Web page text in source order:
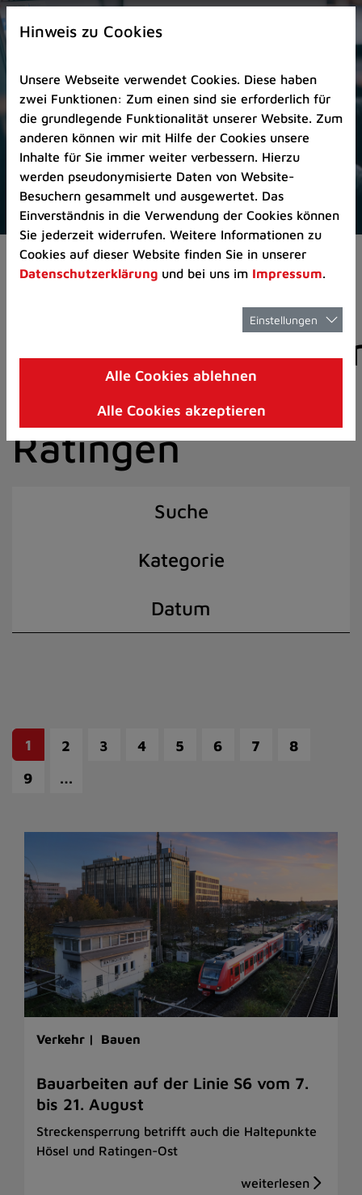
Zur
Startseite
Zum
Seitenanfang
springen
(Schnelltaste
A)
Zur
Navigation/Menü
springen
(Schnelltaste
M)
Zur
8)
I)
Aktuelles Pressemitteilungen
der Stadt
Ratingen
Suche
Kategorie
Datum
1 2 3 4 5 6 7
8
9
…
Verkehr | Bauen
Bauarbeiten auf der Linie S6 vom 7.
bis 21. August
Streckensperrung betrifft auch die Haltepunkte
Hösel und Ratingen-Ost
Hinweis zu Cookies
Unsere Webseite verwendet Cookies. Diese haben
zwei Funktionen: Zum einen sind sie erforderlich für
die grundlegende Funktionalität unserer Website. Zum
anderen können wir mit Hilfe der Cookies unsere
Inhalte für Sie immer weiter verbessern. Hierzu
werden pseudonymisierte Daten von Website-
Besuchern gesammelt und ausgewertet. Das
Einverständnis in die Verwendung der Cookies können
Sie jederzeit widerrufen. Weitere Informationen zu
Cookies auf dieser Website finden Sie in unserer
Datenschutzerklärung und bei uns im Impressum.
Einstellungen
Alle Cookies ablehnen
Alle Cookies akzeptieren